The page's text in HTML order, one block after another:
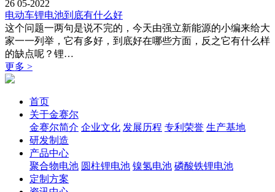
26 05-2022
电动车锂电池到底有什么好
这个问题一两句是说不完的，今天由强立新能源的小编来给大
家一一列举，它有多好，到底好在哪些方面，反之它有什么样
的缺点呢？锂…
更多 >
首页
关于金赛尔
金赛尔简介 企业文化 发展历程 专利荣誉 生产基地
研发制造
产品中心
聚合物电池 圆柱锂电池 镍氢电池 磷酸铁锂电池
定制方案